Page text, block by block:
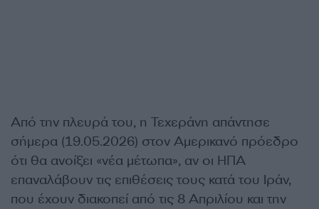
Από την πλευρά του, η Τεχεράνη απάντησε
σήμερα (19.05.2026) στον Αμερικανό πρόεδρο
ότι θα ανοίξει «νέα μέτωπα», αν οι ΗΠΑ
επαναλάβουν τις επιθέσεις τους κατά του Ιράν,
που έχουν διακοπεί από τις 8 Απριλίου και την